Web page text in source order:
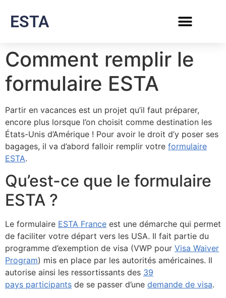
ESTA
Comment remplir le
formulaire ESTA
Partir en vacances est un projet qu’il faut préparer,
encore plus lorsque l’on choisit comme destination les
États-Unis d’Amérique ! Pour avoir le droit d’y poser ses
bagages, il va d’abord falloir remplir votre formulaire
ESTA.
Qu’est-ce que le formulaire
ESTA ?
Le formulaire ESTA France est une démarche qui permet
de faciliter votre départ vers les USA. Il fait partie du
programme d’exemption de visa (VWP pour Visa Waiver
Program) mis en place par les autorités américaines. Il
autorise ainsi les ressortissants des 39
pays participants de se passer d’une demande de visa.